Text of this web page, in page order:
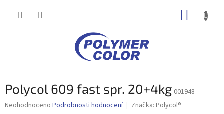
Polycol 609 fast spr. 20+4kg 001948
Průměrné
Neohodnoceno Podrobnosti hodnocení Značka: Polycol®